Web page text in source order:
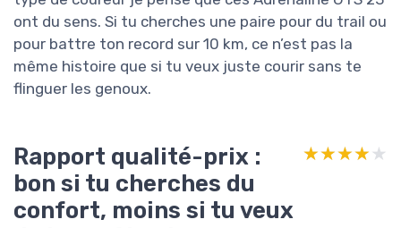
ont du sens. Si tu cherches une paire pour du trail ou
pour battre ton record sur 10 km, ce n’est pas la
même histoire que si tu veux juste courir sans te
flinguer les genoux.
Rapport qualité-prix :
bon si tu cherches du
confort, moins si tu veux
★★★★★
★★★★★